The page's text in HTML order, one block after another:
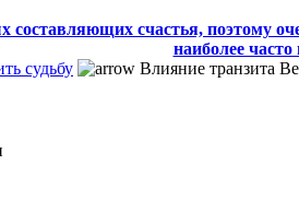
счастья, поэтому
наиболее
судьбу Влияние транзита